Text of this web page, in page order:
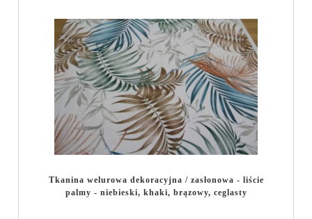
Tkanina welurowa dekoracyjna / zasłonowa - liście
palmy - niebieski, khaki, brązowy, ceglasty